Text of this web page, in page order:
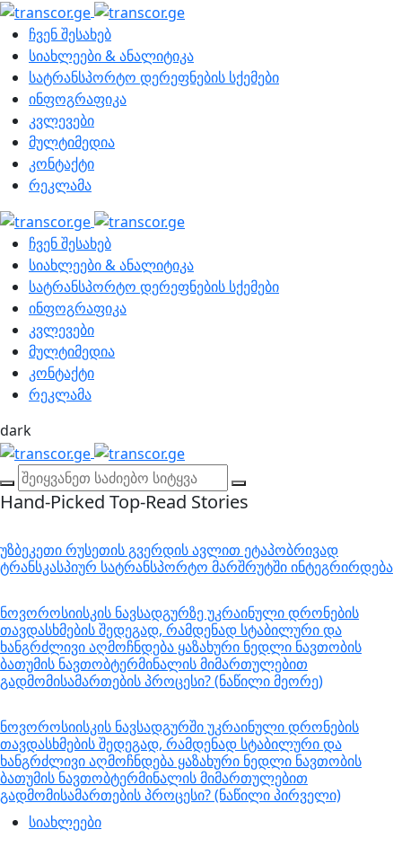
ჩვენ შესახებ
სიახლეები & ანალიტიკა
სატრანსპორტო დერეფნების სქემები
ინფოგრაფიკა
კვლევები
მულტიმედია
კონტაქტი
რეკლამა
ჩვენ შესახებ
სიახლეები & ანალიტიკა
სატრანსპორტო დერეფნების სქემები
ინფოგრაფიკა
კვლევები
მულტიმედია
კონტაქტი
რეკლამა
dark
Hand-Picked Top-Read Stories
უზბეკეთი რუსეთის გვერდის ავლით ეტაპობრივად
ტრანსკასპიურ სატრანსპორტო მარშრუტში ინტეგრირდება
ნოვოროსიისკის ნავსადგურზე უკრაინული დრონების
თავდასხმების შედეგად, რამდენად სტაბილური და
ხანგრძლივი აღმოჩნდება ყაზახური ნედლი ნავთობის
ბათუმის ნავთობტერმინალის მიმართულებით
გადმომისამართების პროცესი? (ნაწილი მეორე)
ნოვოროსიისკის ნავსადგურში უკრაინული დრონების
თავდასხმების შედეგად, რამდენად სტაბილური და
ხანგრძლივი აღმოჩნდება ყაზახური ნედლი ნავთობის
ბათუმის ნავთობტერმინალის მიმართულებით
გადმომისამართების პროცესი? (ნაწილი პირველი)
სიახლეები